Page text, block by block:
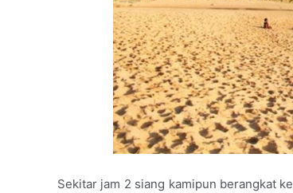
Sekitar jam 2 siang kamipun berangkat ke